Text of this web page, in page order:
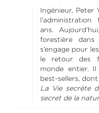
Ingénieur, Peter
ans.
forestière dans
s’engage pour
le retour des
monde entier. Il
best-sellers, dont
La Vie secrète
secret de la